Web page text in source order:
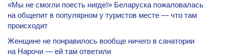
«Мы не смогли поесть нигде!» Беларуска пожаловалась
на общепит в популярном у туристов месте — что там
происходит
Женщине не понравилось вообще ничего в санатории
на Нарочи — ей там ответили